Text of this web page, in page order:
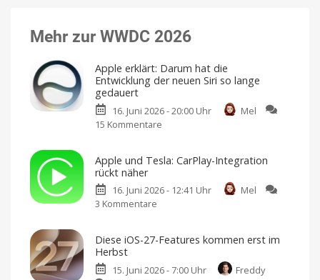
Mehr zur WWDC 2026
Apple erklärt: Darum hat die
Entwicklung der neuen Siri so lange
gedauert
16. Juni 2026 - 20:00 Uhr
Mel
15 Kommentare
Darum
die
Siri
lange
Apple und Tesla: CarPlay-Integration
rückt näher
16. Juni 2026 - 12:41 Uhr
Mel
3 Kommentare
Tesla:
Integration
Diese iOS-27-Features kommen erst im
Herbst
15. Juni 2026 - 7:00 Uhr
Freddy